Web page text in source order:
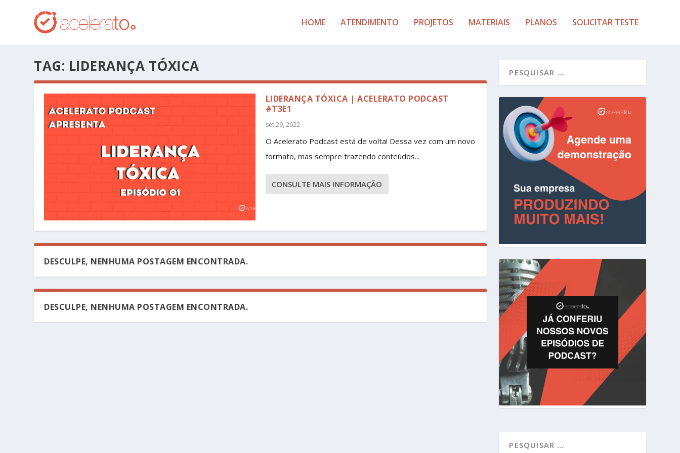
HOME ATENDIMENTO PROJETOS MATERIAIS PLANOS SOLICITAR TESTE
TAG: LIDERANÇA TÓXICA
LIDERANÇA TÓXICA | ACELERATO PODCAST
#T3E1
set 29, 2022
O Acelerato Podcast está de volta! Dessa vez com um novo
formato, mas sempre trazendo conteúdos...
CONSULTE MAIS INFORMAÇÃO
DESCULPE, NENHUMA POSTAGEM ENCONTRADA.
DESCULPE, NENHUMA POSTAGEM ENCONTRADA.